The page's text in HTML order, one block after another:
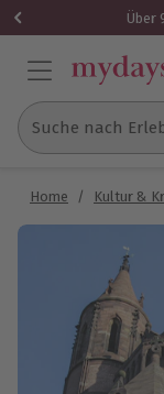
Über
Suche nach
Home / Kultur &